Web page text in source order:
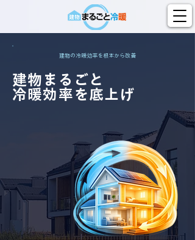
建物の冷暖効率を根本から改善
建物まるごと
​冷暖効率を底上げ